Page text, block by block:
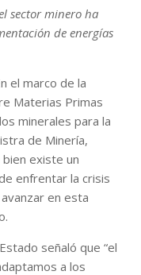
sector minero ha
de energías
el marco de la
Materias Primas
minerales para la
de Minería,
existe un
enfrentar la crisis
en esta
señaló que “el
a los